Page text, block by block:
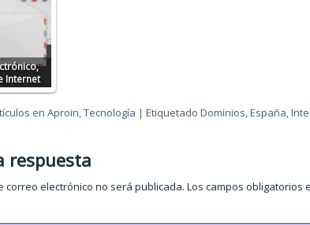
Internet
en Aproin,Tecnología |Etiquetado Dominios,España,
respuesta
correo electrónico no será publicada. Los campos obligatorios